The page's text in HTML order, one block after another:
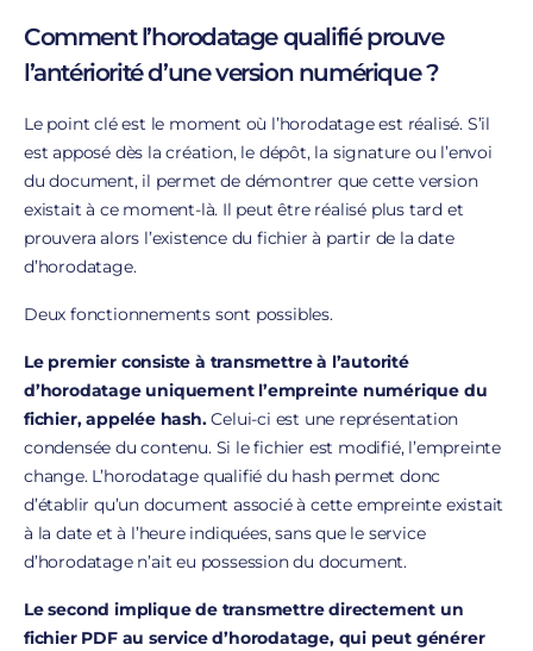
Comment l’horodatage qualifié prouve
l’antériorité d’une version numérique ?
Le point clé est le moment où l’horodatage est réalisé. S’il
est apposé dès la création, le dépôt, la signature ou l’envoi
du document, il permet de démontrer que cette version
existait à ce moment-là. Il peut être réalisé plus tard et
prouvera alors l’existence du fichier à partir de la date
d’horodatage.
Deux fonctionnements sont possibles.
Le premier consiste à transmettre à l’autorité
d’horodatage uniquement l’empreinte numérique du
fichier, appelée hash.Celui-ci est une représentation
condensée du contenu. Si le fichier est modifié, l’empreinte
change. L’horodatage qualifié du hash permet donc
d’établir qu’un document associé à cette empreinte existait
à la date et à l’heure indiquées, sans que le service
d’horodatage n’ait eu possession du document.
Le second implique de transmettre directement un
fichier PDF au service d’horodatage, qui peut générer